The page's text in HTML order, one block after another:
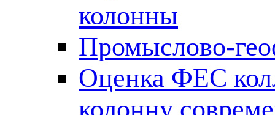
колонны
Промыслово-
Оценка ФЕС